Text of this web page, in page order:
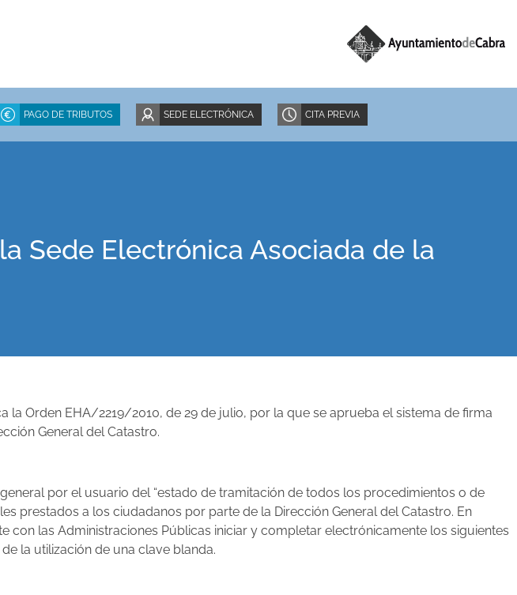
PAGO DE TRIBUTOS SEDE ELECTRÓNICA CITA PREVIA
Sede Electrónica Asociada de la
Orden EHA/2219/2010, de 29 de julio, por la que se aprueba el sistema de firma
General del Catastro.
por el usuario del “estado de tramitación de todos los procedimientos o de
prestados a los ciudadanos por parte de la Dirección General del Catastro. En
las Administraciones Públicas iniciar y completar electrónicamente los siguientes
la utilización de una clave blanda.